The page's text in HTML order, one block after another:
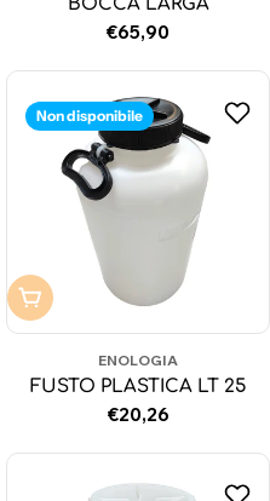
BOCCA LARGA
Prezzo
€65,90
Non disponibile
Non disponibile
ENOLOGIA
FUSTO PLASTICA LT 25
Prezzo
€20,26